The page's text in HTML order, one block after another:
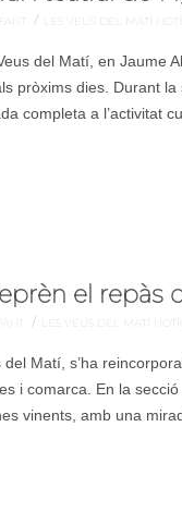
/ LES VEUS DEL MATÍ
del Matí, en Jaume
pròxims dies. Durant
completa a l’activitat
el repàs
/ LES VEUS DEL MATÍ
Matí, s’ha
i comarca. En la
vinents, amb una